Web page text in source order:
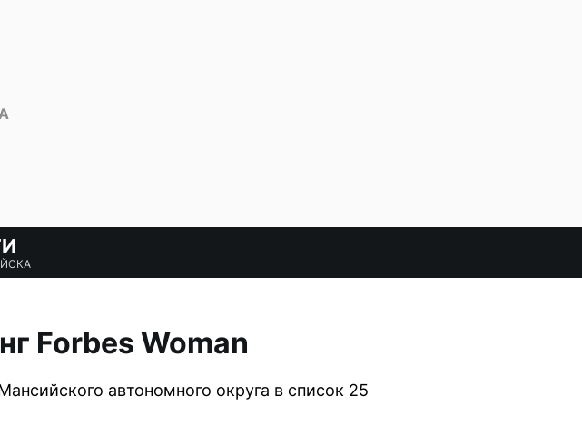
Forbes Woman
автономного округа в список 25